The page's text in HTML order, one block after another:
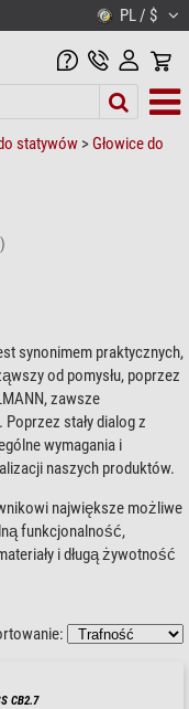
PL / $
statywów > Głowice do
synonimem praktycznych,
od pomysłu, poprzez
zawsze
stały dialog z
wymagania i
naszych produktów.
największe możliwe
funkcjonalność,
i długą żywotność
CB2.7